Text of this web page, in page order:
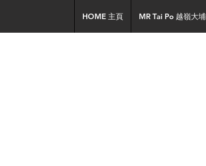
HOME 主頁 MR Tai Po 越嶺大埔